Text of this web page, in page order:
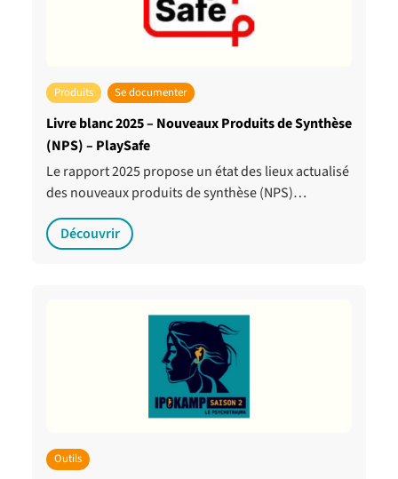
Produits Se documenter
Livre blanc 2025 – Nouveaux Produits de Synthèse
(NPS) – PlaySafe
Le rapport 2025 propose un état des lieux actualisé
des nouveaux produits de synthèse (NPS)…
Découvrir
Outils